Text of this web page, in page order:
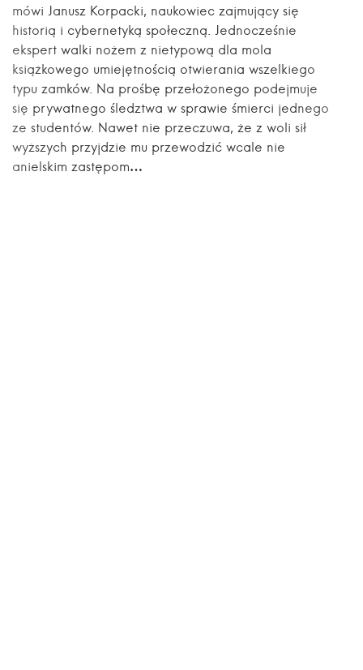
mówi Janusz Korpacki, naukowiec zajmujący się
historią i cybernetyką społeczną. Jednocześnie
ekspert walki nożem z nietypową dla mola
książkowego umiejętnością otwierania wszelkiego
typu zamków. Na prośbę przełożonego podejmuje
się prywatnego śledztwa w sprawie śmierci jednego
ze studentów. Nawet nie przeczuwa, że z woli sił
wyższych przyjdzie mu przewodzić wcale nie
anielskim zastępom…